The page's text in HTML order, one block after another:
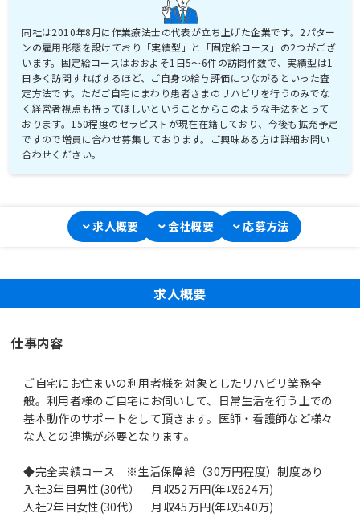
同社は2010年8月に作業療法士の代表が立ち上げた企業です。2パター
ンの雇用形態を設けており「実績型」と「固定給コース」の2つがござ
います。固定給コースはおおよそ1日5～6件の訪問件数で、実績型は1
日多く訪問すればするほど、ご自身の給与評価につながるといった査
定方法です。ただご自宅にまわり患者さまのリハビリを行うのみでな
く経営者視点も持ってほしいということからこのような手法をとって
おります。150程度のセラピストが現在在籍しており、今後も拡充予定
ですので増員に合わせ募集しております。ご興味ある方は詳細お問い
合わせください。
求人概要 会社概要 応募方法
求人概要
仕事内容
ご自宅にお住まいの利用者様を対象としたリハビリ業務全
般。利用者様のご自宅にお伺いして、日常生活を行う上での
基本動作のサポートをして頂きます。医師・看護師など様々
な人との連携が必要となります。
◆完全実績コース ※生活保障給（30万円程度）制度あり
入社3年目男性(30代） 月収52万円(年収624万)
入社2年目女性(30代） 月収45万円(年収540万)